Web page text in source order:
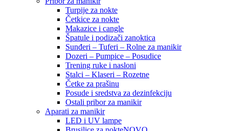
Turpije za nokte
Četkice za nokte
Makazice i cangle
Špatule i podizači zanoktica
Sunđeri – Tuferi – Rolne za manikir
Dozeri – Pumpice – Posudice
Trening ruke i nasloni
Stalci – Klaseri – Rozetne
Četke za prašinu
Posude i sredstva za dezinfekciju
Ostali pribor za manikir
Aparati za manikir
LED i UV lampe